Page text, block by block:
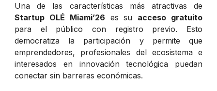
Una de las características más atractivas de
Startup OLÉ Miami’26 es su acceso gratuito
para el público con registro previo. Esto
democratiza la participación y permite que
emprendedores, profesionales del ecosistema e
interesados en innovación tecnológica puedan
conectar sin barreras económicas.